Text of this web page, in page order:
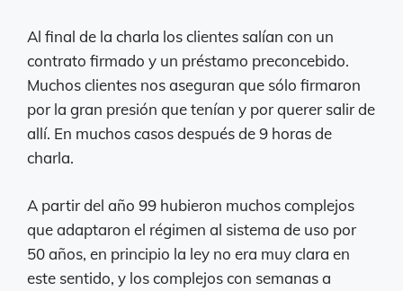
Al final de la charla los clientes salían con un
contrato firmado y un préstamo preconcebido.
Muchos clientes nos aseguran que sólo firmaron
por la gran presión que tenían y por querer salir de
allí. En muchos casos después de 9 horas de
charla.
A partir del año 99 hubieron muchos complejos
que adaptaron el régimen al sistema de uso por
50 años, en principio la ley no era muy clara en
este sentido, y los complejos con semanas a